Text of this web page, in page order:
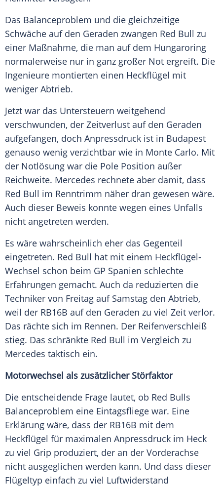
Das Balanceproblem und die gleichzeitige
Schwäche auf den Geraden zwangen Red Bull zu
einer Maßnahme, die man auf dem Hungaroring
normalerweise nur in ganz großer Not ergreift. Die
Ingenieure montierten einen Heckflügel mit
weniger Abtrieb.
Jetzt war das Untersteuern weitgehend
verschwunden, der Zeitverlust auf den Geraden
aufgefangen, doch Anpressdruck ist in Budapest
genauso wenig verzichtbar wie in Monte Carlo. Mit
der Notlösung war die Pole Position außer
Reichweite. Mercedes rechnete aber damit, dass
Red Bull im Renntrimm näher dran gewesen wäre.
Auch dieser Beweis konnte wegen eines Unfalls
nicht angetreten werden.
Es wäre wahrscheinlich eher das Gegenteil
eingetreten. Red Bull hat mit einem Heckflügel-
Wechsel schon beim GP Spanien schlechte
Erfahrungen gemacht. Auch da reduzierten die
Techniker von Freitag auf Samstag den Abtrieb,
weil der RB16B auf den Geraden zu viel Zeit verlor.
Das rächte sich im Rennen. Der Reifenverschleiß
stieg. Das schränkte Red Bull im Vergleich zu
Mercedes taktisch ein.
Motorwechsel als zusätzlicher Störfaktor
Die entscheidende Frage lautet, ob Red Bulls
Balanceproblem eine Eintagsfliege war. Eine
Erklärung wäre, dass der RB16B mit dem
Heckflügel für maximalen Anpressdruck im Heck
zu viel Grip produziert, der an der Vorderachse
nicht ausgeglichen werden kann. Und dass dieser
Flügeltyp einfach zu viel Luftwiderstand